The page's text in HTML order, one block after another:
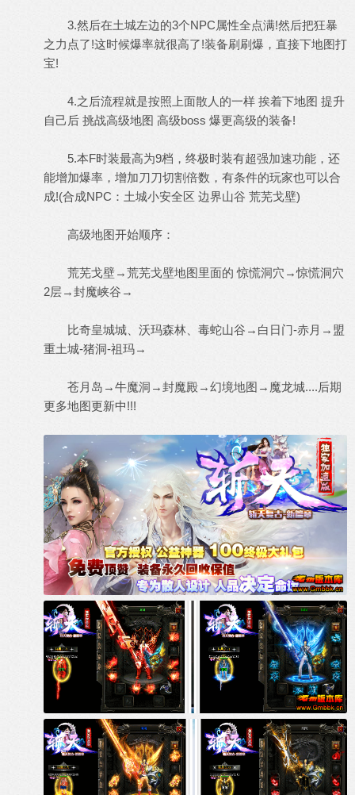
3.然后在土城左边的3个NPC属性全点满!然后把狂暴
之力点了!这时候爆率就很高了!装备刷刷爆，直接下地图打
宝!
4.之后流程就是按照上面散人的一样 挨着下地图 提升
自己后 挑战高级地图 高级boss 爆更高级的装备!
5.本F时装最高为9档，终极时装有超强加速功能，还
能增加爆率，增加刀刀切割倍数，有条件的玩家也可以合
成!(合成NPC：土城小安全区 边界山谷 荒芜戈壁)
高级地图开始顺序：
荒芜戈壁→荒芜戈壁地图里面的 惊慌洞穴→惊慌洞穴
2层→封魔峡谷→
比奇皇城城、沃玛森林、毒蛇山谷→白日门-赤月→盟
重土城-猪洞-祖玛→
苍月岛→牛魔洞→封魔殿→幻境地图→魔龙城....后期
更多地图更新中!!!